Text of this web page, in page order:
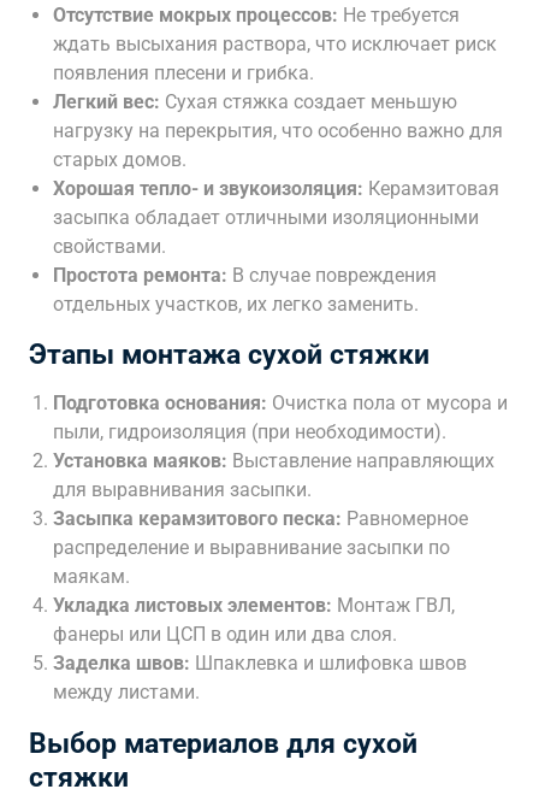
Отсутствие мокрых процессов: Не требуется
ждать высыхания раствора, что исключает риск
появления плесени и грибка.
Легкий вес: Сухая стяжка создает меньшую
нагрузку на перекрытия, что особенно важно для
старых домов.
Хорошая тепло- и звукоизоляция: Керамзитовая
засыпка обладает отличными изоляционными
свойствами.
Простота ремонта: В случае повреждения
отдельных участков, их легко заменить.
Этапы монтажа сухой стяжки
Подготовка основания: Очистка пола от мусора и
пыли, гидроизоляция (при необходимости).
Установка маяков: Выставление направляющих
для выравнивания засыпки.
Засыпка керамзитового песка: Равномерное
распределение и выравнивание засыпки по
маякам.
Укладка листовых элементов: Монтаж ГВЛ,
фанеры или ЦСП в один или два слоя.
Заделка швов: Шпаклевка и шлифовка швов
между листами.
Выбор материалов для сухой
стяжки